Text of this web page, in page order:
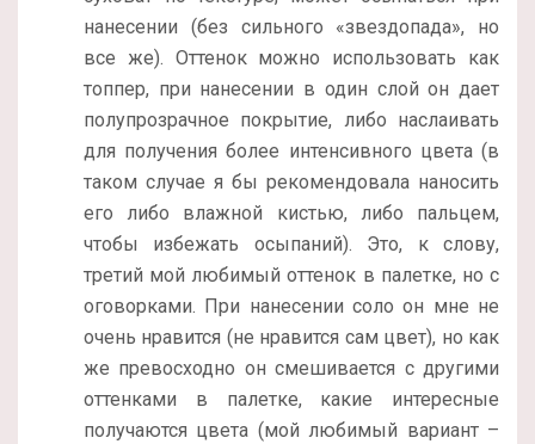
нанесении (без сильного «звездопада», но
все же). Оттенок можно использовать как
топпер, при нанесении в один слой он дает
полупрозрачное покрытие, либо наслаивать
для получения более интенсивного цвета (в
таком случае я бы рекомендовала наносить
его либо влажной кистью, либо пальцем,
чтобы избежать осыпаний). Это, к слову,
третий мой любимый оттенок в палетке, но с
оговорками. При нанесении соло он мне не
очень нравится (не нравится сам цвет), но как
же превосходно он смешивается с другими
оттенками в палетке, какие интересные
получаются цвета (мой любимый вариант –